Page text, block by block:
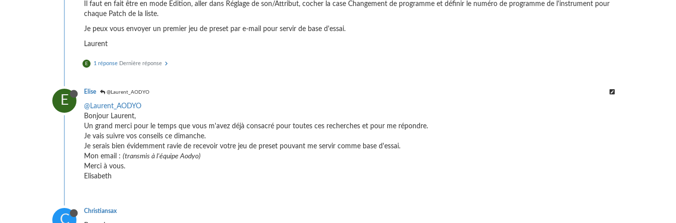
Il faut en fait être en mode Edition, aller dans Réglage de son/Attribut, cocher la case Changement de programme et définir le numéro de programme de l'instrument pour
chaque Patch de la liste.
Je peux vous envoyer un premier jeu de preset par e-mail pour servir de base d'essai.
Laurent
E 1 réponse Dernière réponse
E
Elise @Laurent_AODYO
@Laurent_AODYO
Bonjour Laurent,
Un grand merci pour le temps que vous m'avez déjà consacré pour toutes ces recherches et pour me répondre.
Je vais suivre vos conseils ce dimanche.
Je serais bien évidemment ravie de recevoir votre jeu de preset pouvant me servir comme base d'essai.
Mon email : (transmis à l'équipe Aodyo)
Merci à vous.
Elisabeth
C
Christiansax